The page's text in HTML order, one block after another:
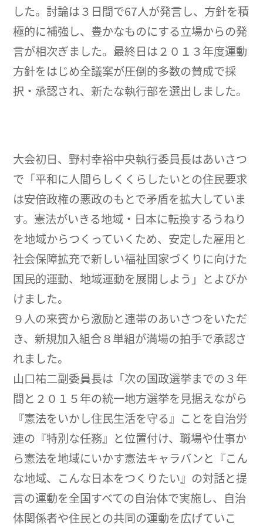
した。討論は３日間で67人が発言し、方針を積
極的に補強し、豊かなものにする立場からの発
言が相次ぎました。最終日は２０１３年度運動
方針をはじめ全議案が圧倒的多数の賛成で採
択・承認され、新たな執行部を選出しました。
大会初日、野村幸裕中央執行委員長はあいさつ
で「平和に人間らしくくらしたいとの住民要求
は安倍政権の悪政のもとで矛盾を拡大していま
す。憲法がいきる地域・日本に転換するうねり
を地域からつくっていくため、安定した雇用と
社会保障拡充で新しい福祉国家づくりに向けた
国民的運動、地域運動を展開しよう」とよびか
けました。
９人の来賓から激励と連帯のあいさつをいただ
き、新規加入組合８単組が満場の拍手で承認さ
れました。
山口祐二副委員長は「次の国政選挙までの３年
間と２０１５年の統一地方選挙を見据えながら
『憲法をいかし住民生活を守る』ことを自治労
連の『特別な任務』と位置付け、職場や仕事か
ら憲法を地域にいかす憲法キャラバンと『こん
な地域、こんな日本をつくりたい』の対話と提
言の運動を全国すべての自治体で実施し、自治
体関係者や住民との共同の運動を広げていこ